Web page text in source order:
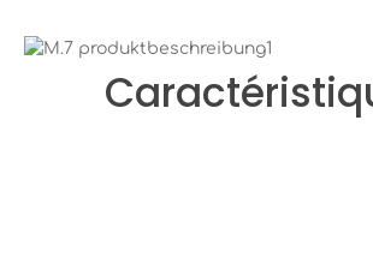
Bildergalerie überspringen